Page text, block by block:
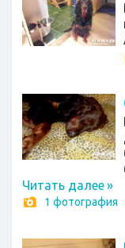
Читать далее»
1 фотография